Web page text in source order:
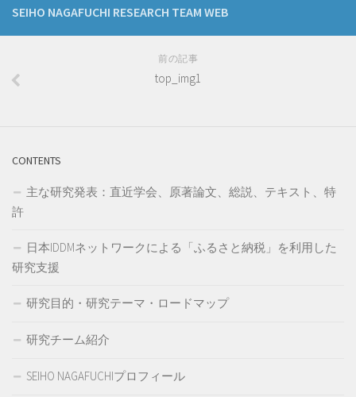
SEIHO NAGAFUCHI RESEARCH TEAM WEB
前の記事
top_img1
CONTENTS
主な研究発表：直近学会、原著論文、総説、テキスト、特
許
日本IDDMネットワークによる「ふるさと納税」を利用した
研究支援
研究目的・研究テーマ・ロードマップ
研究チーム紹介
SEIHO NAGAFUCHIプロフィール